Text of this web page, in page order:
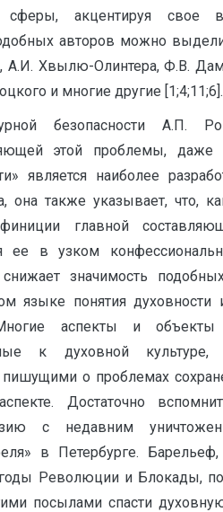
сферы, акцентируя свое
авторов можно
А.И. Хвылю-Олинтера, Ф.В.
и многие другие [1;4;11;6].
безопасности А.П.
этой проблемы, даже
является наиболее
она также указывает, что,
главной
ее в узком
снижает значимость
языке понятия
аспекты и объекты
к духовной культуре,
о проблемах
Достаточно
с недавним
в Петербурге.
Революции и Блокады,
посылами спасти